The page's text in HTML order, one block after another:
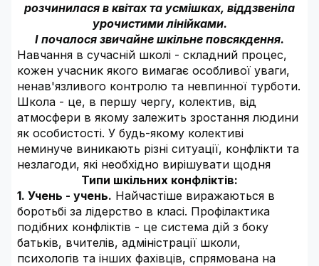
розчинилася в квітах та усмішках, віддзвеніла
урочистими лінійками.
І почалося звичайне шкільне повсякдення.
Навчання в сучасній школі - складний процес,
кожен учасник якого вимагає особливої уваги,
ненав'язливого контролю та невпинної турботи.
Школа - це, в першу чергу, колектив, від
атмосфери в якому залежить зростання людини
як особистості. У будь-якому колективі
неминуче виникають різні ситуації, конфлікти та
незлагоди, які необхідно вирішувати щодня
Типи шкільних конфліктів:
1. Учень - учень. Найчастіше виражаються в
боротьбі за лідерство в класі. Профілактика
подібних конфліктів - це система дій з боку
батьків, вчителів, адміністрації школи,
психологів та інших фахівців, спрямована на